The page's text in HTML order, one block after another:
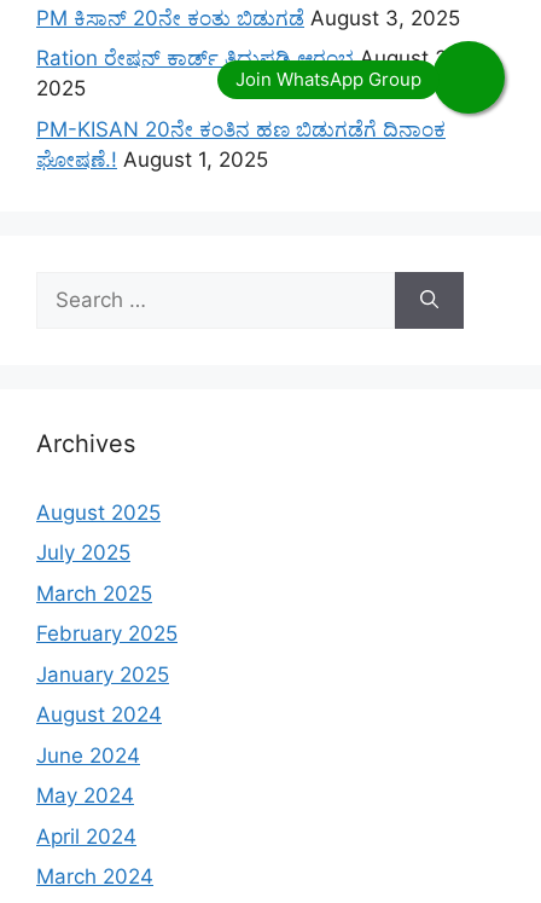
PM ಕಿಸಾನ್ 20ನೇ ಕಂತು ಬಿಡುಗಡೆ August 3, 2025
Ration ರೇಷನ್ ಕಾರ್ಡ್ ತಿದ್ದುಪಡಿ ಆರಂಭ August 3,
2025
PM-KISAN 20ನೇ ಕಂತಿನ ಹಣ ಬಿಡುಗಡೆಗೆ ದಿನಾಂಕ
ಘೋಷಣೆ.! August 1, 2025
for:
Archives
August 2025
July 2025
March 2025
February 2025
January 2025
August 2024
June 2024
May 2024
April 2024
March 2024